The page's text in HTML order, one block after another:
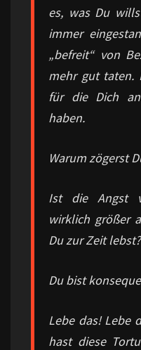
es, was Du
immer
„befreit“ von
mehr gut taten.
für die Dich
haben.
Warum zögerst
Ist die Angst
wirklich größer
Du zur Zeit lebst?
Du bist
Lebe das! Lebe
hast diese